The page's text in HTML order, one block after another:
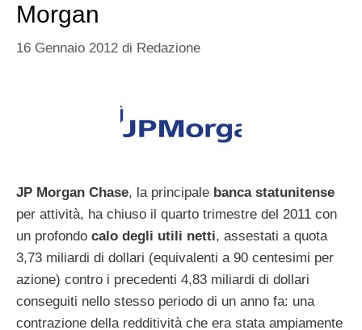
Morgan
16 Gennaio 2012 di Redazione
JP Morgan Chase, la principale banca statunitense
per attività, ha chiuso il quarto trimestre del 2011 con
un profondo calo degli utili netti, assestati a quota
3,73 miliardi di dollari (equivalenti a 90 centesimi per
azione) contro i precedenti 4,83 miliardi di dollari
conseguiti nello stesso periodo di un anno fa: una
contrazione della redditività che era stata ampiamente